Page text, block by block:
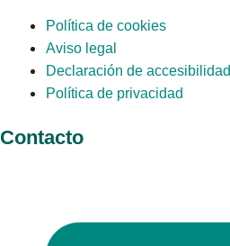
Política de cookies
Aviso legal
Declaración de accesibilidad
Política de privacidad
Contacto